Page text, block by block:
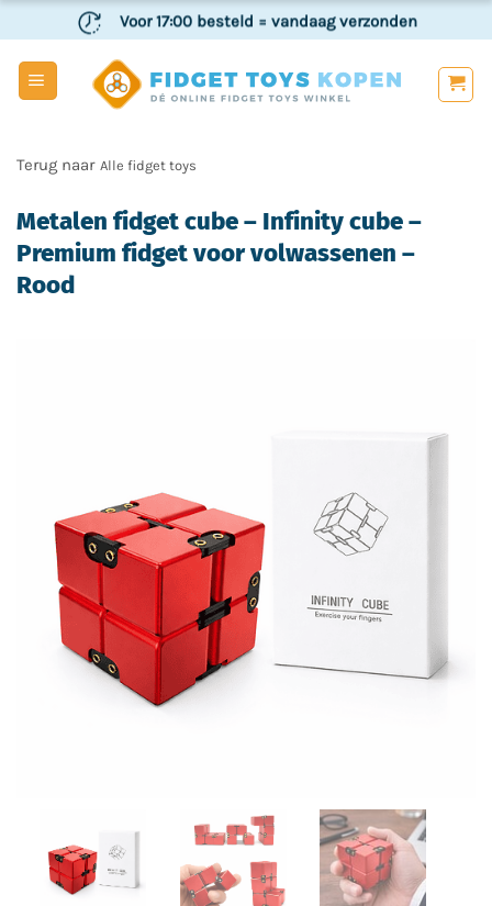
naar
inhoud
Voor 17:00 besteld = vandaag verzonden
Veiligen achteraf betalen
Metalen fidget cube – Infinity cube –
Premium fidget voor volwassenen –
Rood
Alle fidget toys